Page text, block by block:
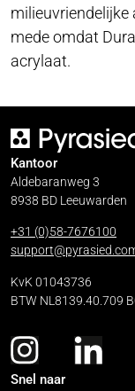
mede omdat
acrylaat.
Kantoor
Aldebaranweg 3
8938 BD Leeuwarden
+31 (0)58-7676100
KvK 01043736
BTW NL8139.40.709
Snel naar